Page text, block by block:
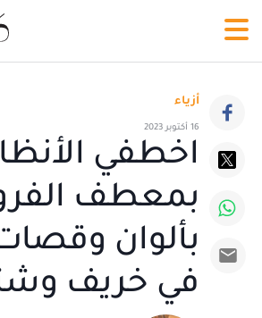
أزياء
16 أكتوبر 2023
اخطفي
بمعطف الفرو
بألوان
في خريف وشتاء